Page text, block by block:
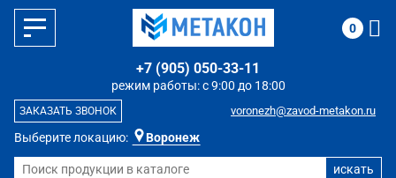
Выберите локацию: Воронеж
режим работы: с 9:00 до 18:00
+7 (905) 050-33-11
voronezh@zavod-metakon.ru
ЗАКАЗАТЬ ЗВОНОК
0